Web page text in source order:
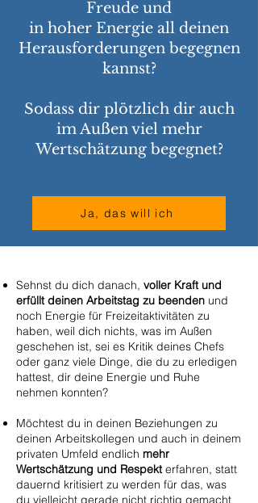
Freude und
in hoher Energie all deinen
Herausforderungen begegnen
kannst?
Sodass dir plötzlich dir auch
im Außen viel mehr
Wertschätzung begegnet?
Ja, das will ich
Sehnst du dich danach, voller Kraft und
erfüllt deinen Arbeitstag zu beenden und
noch Energie für Freizeitaktivitäten zu
haben, weil dich nichts, was im Außen
geschehen ist, sei es Kritik deines Chefs
oder ganz viele Dinge, die du zu erledigen
hattest, dir deine Energie und Ruhe
nehmen konnten?
Möchtest du in deinen Beziehungen zu
deinen Arbeitskollegen und auch in deinem
privaten Umfeld endlich mehr
Wertschätzung und Respekterfahren, statt
dauernd kritisiert zu werden für das, was
du vielleicht gerade nicht richtig gemacht